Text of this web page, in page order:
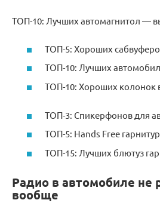
ТОП-10: Лучших автомагнитол —
ТОП-5: Хороших
ТОП-10: Лучших
ТОП-10: Хороших колонок
ТОП-3: Спикерфонов для
ТОП-5: Hands Free
ТОП-15: Лучших блютуз
Радио в автомобиле не
вообще